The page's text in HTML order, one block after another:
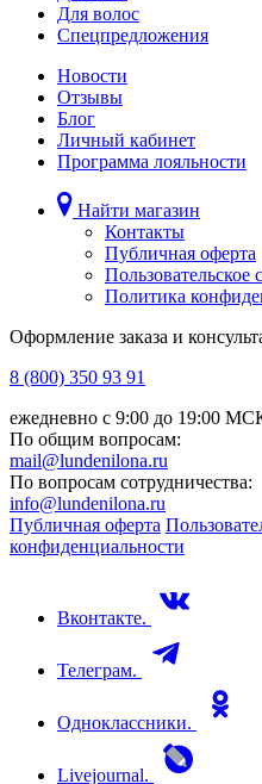
Для волос
Спецпредложения
Новости
Отзывы
Блог
Личный кабинет
Программа лояльности
Найти магазин
Контакты
Публичная оферта
Пользовательское
Политика
Оформление заказа и
8 (800) 350 93 91
ежедневно с 9:00 до 19:00
По общим вопросам:
mail@lundenilona.ru
По вопросам сотрудничества:
info@lundenilona.ru
Публичная оферта
конфиденциальности
Вконтакте.
Телеграм.
Одноклассники.
Livejournal.